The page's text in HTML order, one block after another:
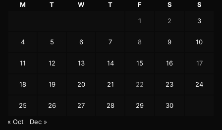
M T W T F S S
1 2 3
4 5 6 7 8 9 10
11 12 13 14 15 16 17
18 19 20 21 22 23 24
25 26 27 28 29 30
« Oct Dec »